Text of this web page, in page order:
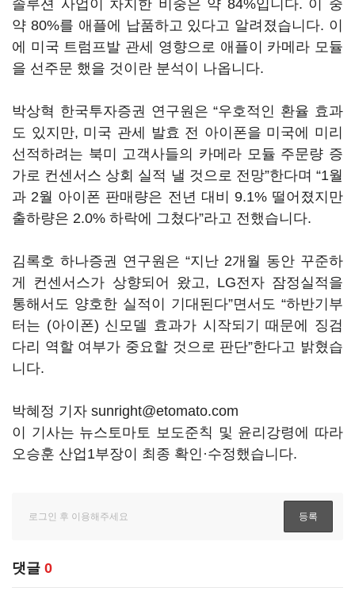
솔루션 사업이 차지한 비중은 약 84%입니다. 이 중
약 80%를 애플에 납품하고 있다고 알려졌습니다. 이
에 미국 트럼프발 관세 영향으로 애플이 카메라 모듈
을 선주문 했을 것이란 분석이 나옵니다.
박상혁 한국투자증권 연구원은 “우호적인 환율 효과
도 있지만, 미국 관세 발효 전 아이폰을 미국에 미리
선적하려는 북미 고객사들의 카메라 모듈 주문량 증
가로 컨센서스 상회 실적 낼 것으로 전망”한다며 “1월
과 2월 아이폰 판매량은 전년 대비 9.1% 떨어졌지만
출하량은 2.0% 하락에 그쳤다”라고 전했습니다.
김록호 하나증권 연구원은 “지난 2개월 동안 꾸준하
게 컨센서스가 상향되어 왔고, LG전자 잠정실적을
통해서도 양호한 실적이 기대된다”면서도 “하반기부
터는 (아이폰) 신모델 효과가 시작되기 때문에 징검
다리 역할 여부가 중요할 것으로 판단”한다고 밝혔습
니다.
박혜정 기자 sunright@etomato.com
이 기사는 뉴스토마토 보도준칙 및 윤리강령에 따라
오승훈 산업1부장이 최종 확인·수정했습니다.
댓글 0